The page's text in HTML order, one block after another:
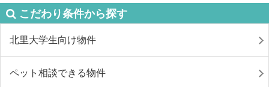
こだわり条件から探す
北里大学生向け物件
ペット相談できる物件